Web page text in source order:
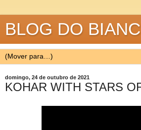
BLOG DO
domingo, 24 de outubro de 2021
KOHAR WITH STARS